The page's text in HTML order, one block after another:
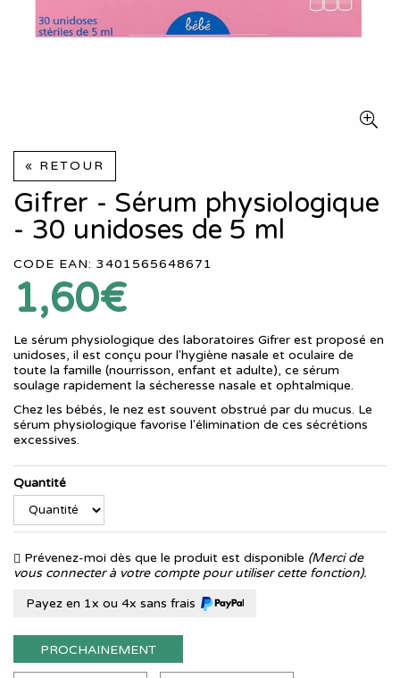
« RETOUR
Gifrer - Sérum physiologique
- 30 unidoses de 5 ml
CODE EAN: 3401565648671
1,60€
Le sérum physiologique des laboratoires Gifrer est proposé en
unidoses, il est conçu pour l'hygiène nasale et oculaire de
toute la famille (nourrisson, enfant et adulte), ce sérum
soulage rapidement la sécheresse nasale et ophtalmique.
Chez les bébés, le nez est souvent obstrué par du mucus. Le
sérum physiologique favorise l'élimination de ces sécrétions
excessives.
Quantité
Prévenez-moi dès que le produit est disponible (Merci de
vous connecter à votre compte pour utiliser cette fonction).
Payez en 1x ou 4x sans frais
PROCHAINEMENT